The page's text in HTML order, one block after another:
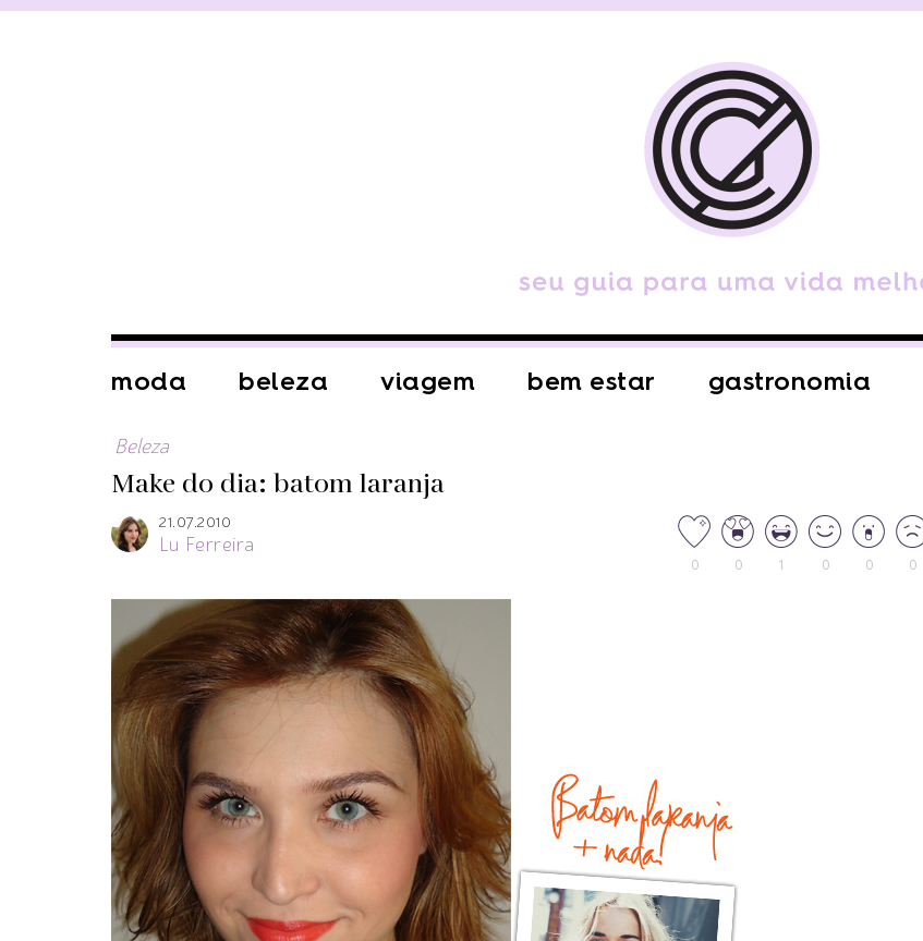
moda beleza viagem bem estar gastronomia
Beleza
Make do dia: batom laranja
21.07.2010
Lu Ferreira
0 0 1 0 0 0